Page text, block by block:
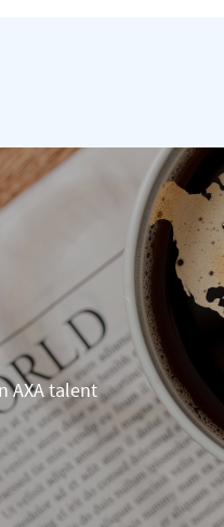
AXA talent